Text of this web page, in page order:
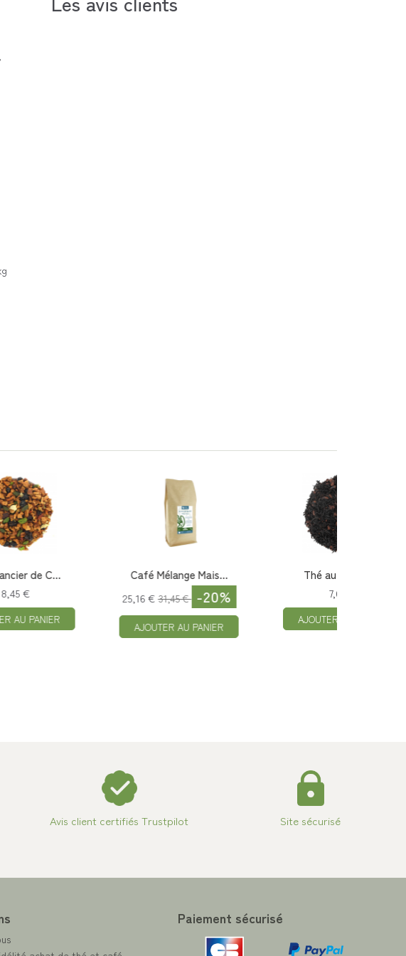
Thé au Chocolat
AJOUTER AU PANIER
Filtres Papier Ta...
AJOUTER AU PANIER
Avis client certifiés Trustpilot Site sécurisé
Paiement sécurisé